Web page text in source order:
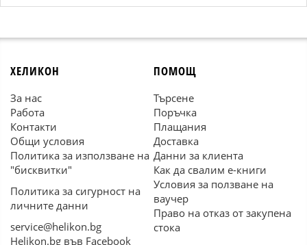
ХЕЛИКОН
За нас
Работа
Контакти
Общи условия
Политика за използване на
"бисквитки"
Политика за сигурност на
личните данни
service@helikon.bg
Helikon.bg във Facebook
ПОМОЩ
Търсене
Поръчка
Плащания
Доставка
Данни за клиента
Как да свалим е-книги
Условия за ползване на
ваучер
Право на отказ от закупена
стока